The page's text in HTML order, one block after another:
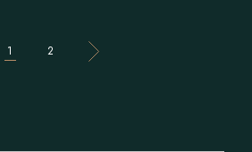
BEJEGYZÉSEK
1 2